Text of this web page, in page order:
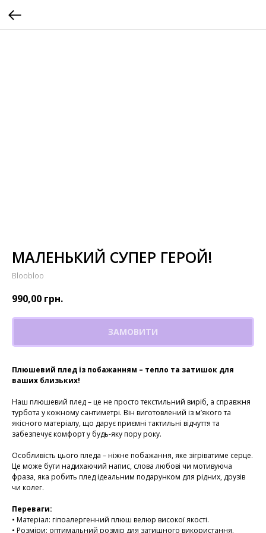
МАЛЕНЬКИЙ СУПЕР ГЕРОЙ!
Bloobloo
990,00 грн.
ЗАМОВИТИ
Плюшевий плед із побажанням – тепло та затишок для
ваших близьких!
Наш плюшевий плед – це не просто текстильний виріб, а справжня
турбота у кожному сантиметрі. Він виготовлений із м’якого та
якісного матеріалу, що дарує приємні тактильні відчуття та
забезпечує комфорт у будь-яку пору року.
Особливість цього пледа – ніжне побажання, яке зігріватиме серце.
Це може бути надихаючий напис, слова любові чи мотивуюча
фраза, яка робить плед ідеальним подарунком для рідних, друзів
чи колег.
Переваги:
• Матеріал: гіпоалергенний плюш велюр високої якості.
• Розміри: оптимальний розмір для затишного використання.